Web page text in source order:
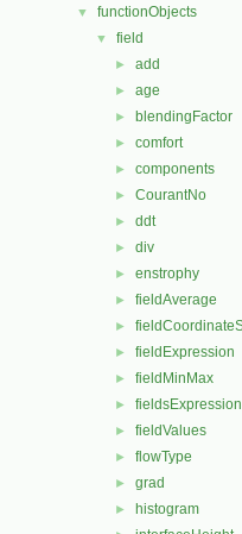
▼ functionObjects
▼ field
► add
► age
► blendingFactor
► comfort
► components
► CourantNo
► ddt
► div
► enstrophy
► fieldAverage
►
► fieldExpression
► fieldMinMax
► fieldsExpression
► fieldValues
► flowType
► grad
► histogram